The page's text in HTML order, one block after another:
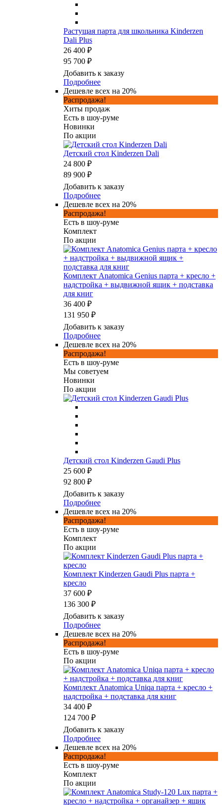
Растущая парта для школьника Kinderzen
Dali Plus
26 400 ₽
95 700 ₽
Добавить к заказу
Подробнее
Дешевле всех на 20%
Распродажа!
Хиты продаж
Есть в шоу-руме
Новинки
По акции
Детский стол Kinderzen Dali
24 800 ₽
89 900 ₽
Добавить к заказу
Подробнее
Дешевле всех на 20%
Распродажа!
Есть в шоу-руме
Комплект
По акции
Комплект Anatomica Genius парта + кресло +
надстройка + выдвижной ящик + подставка
для книг
36 400 ₽
131 950 ₽
Добавить к заказу
Подробнее
Дешевле всех на 20%
Распродажа!
Есть в шоу-руме
Мы советуем
Новинки
По акции
Детский стол Kinderzen Gaudi Plus
25 600 ₽
92 800 ₽
Добавить к заказу
Подробнее
Дешевле всех на 20%
Распродажа!
Есть в шоу-руме
Комплект
По акции
Комплект Kinderzen Gaudi Plus парта +
кресло
37 600 ₽
136 300 ₽
Добавить к заказу
Подробнее
Дешевле всех на 20%
Распродажа!
Есть в шоу-руме
По акции
Комплект Anatomica Uniqa парта + кресло +
надстройка + подставка для книг
34 400 ₽
124 700 ₽
Добавить к заказу
Подробнее
Дешевле всех на 20%
Распродажа!
Есть в шоу-руме
Комплект
По акции